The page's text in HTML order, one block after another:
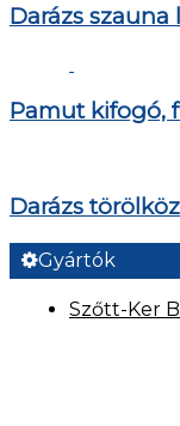
Darázs szauna
Pamut kifogó,
Darázs
Gyártók
Szőtt-Ker